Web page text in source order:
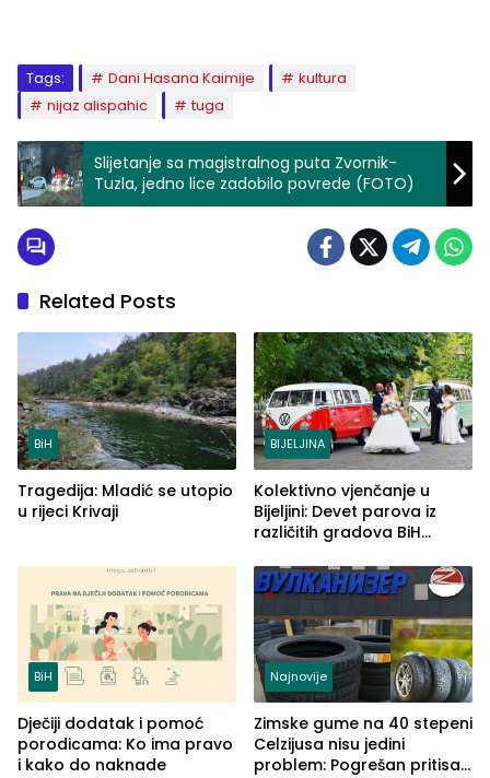
Tags: Dani Hasana Kaimije
kultura
nijaz alispahic
tuga
Slijetanje sa magistralnog puta Zvornik-
Tuzla, jedno lice zadobilo povrede (FOTO)
Related Posts
BiH
Tragedija: Mladić se utopio
u rijeci Krivaji
BIJELJINA
Kolektivno vjenčanje u
Bijeljini: Devet parova iz
različitih gradova BiH
BiH
Dječiji dodatak i pomoć
porodicama: Ko ima pravo
i kako do naknade
Najnovije
Zimske gume na 40 stepeni
Celzijusa nisu jedini
problem: Pogrešan pritisak